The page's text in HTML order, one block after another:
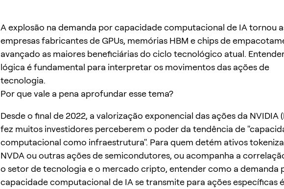
A explosão na demanda por capacidade computacional de IA tornou
empresas fabricantes de GPUs, memórias HBM e chips de
avançado as maiores beneficiárias do ciclo tecnológico atual.
lógica é fundamental para interpretar os movimentos das ações de
tecnologia.
Por que vale a pena aprofundar esse tema?
Desde o final de 2022, a valorização exponencial das ações da NVIDIA
fez muitos investidores perceberem o poder da tendência de
computacional como infraestrutura". Para quem detém ativos
NVDA ou outras ações de semicondutores, ou acompanha a
o setor de tecnologia e o mercado cripto, entender como a demanda
capacidade computacional de IA se transmite para ações específicas